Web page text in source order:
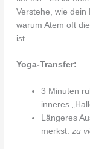
Verstehe, wie dein
warum Atem oft
ist.
Yoga-Transfer:
3 Minuten
inneres
Längeres
merkst:zu